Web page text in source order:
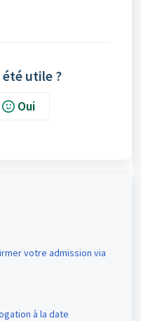
utile ?
Oui
votre admission via
à la date